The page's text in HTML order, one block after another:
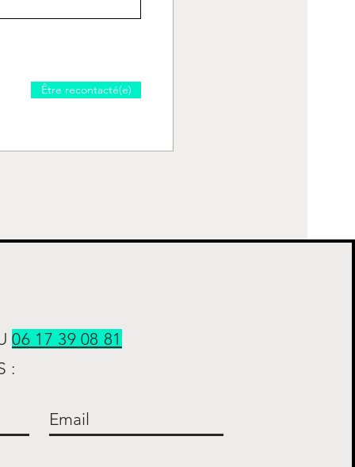
Être recontacté(e)
06 17 39 08 81
: